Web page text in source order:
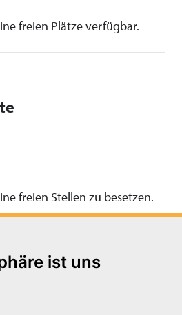
ist uns
freien Plätze verfügbar.
freien Stellen zu besetzen.